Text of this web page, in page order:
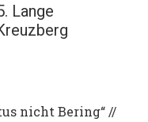
Lange
nicht Bering“ //